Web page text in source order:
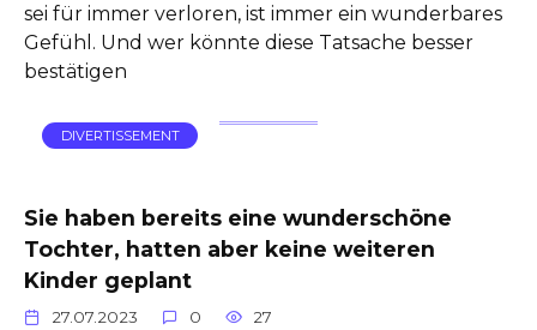
sei für immer verloren, ist immer ein wunderbares
Gefühl. Und wer könnte diese Tatsache besser
bestätigen
DIVERTISSEMENT
Sie haben bereits eine wunderschöne
Tochter, hatten aber keine weiteren
Kinder geplant
27.07.2023 0 27